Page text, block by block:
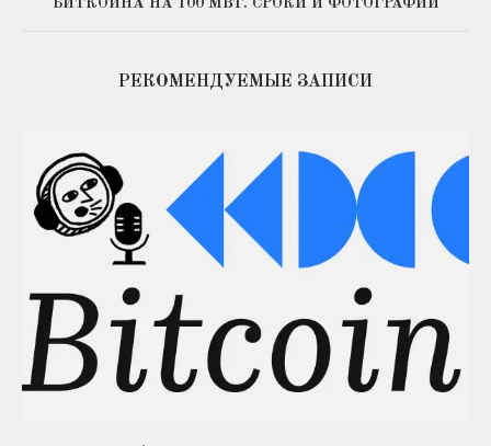
БИТКОИНА НА 100 МВТ. СРОКИ И ФОТОГРАФИИ
РЕКОМЕНДУЕМЫЕ ЗАПИСИ